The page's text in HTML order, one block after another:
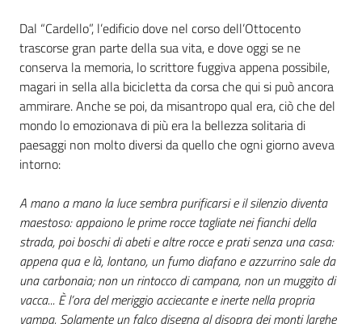
Dal “Cardello”, l’edificio dove nel corso dell’Ottocento
trascorse gran parte della sua vita, e dove oggi se ne
conserva la memoria, lo scrittore fuggiva appena possibile,
magari in sella alla bicicletta da corsa che qui si può ancora
ammirare. Anche se poi, da misantropo qual era, ciò che del
mondo lo emozionava di più era la bellezza solitaria di
paesaggi non molto diversi da quello che ogni giorno aveva
intorno:
A mano a mano la luce sembra purificarsi e il silenzio diventa
maestoso: appaiono le prime rocce tagliate nei fianchi della
strada, poi boschi di abeti e altre rocce e prati senza una casa:
appena qua e là, lontano, un fumo diafano e azzurrino sale da
una carbonaia; non un rintocco di campana, non un muggito di
vacca... È l’ora del meriggio acciecante e inerte nella propria
vampa. Solamente un falco disegna al disopra dei monti larghe